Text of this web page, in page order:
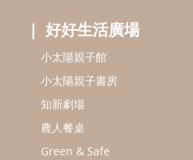
小太陽親子書房
一～週五 9:00～18:00)
財產權聲明
Chrome 版本瀏覽器